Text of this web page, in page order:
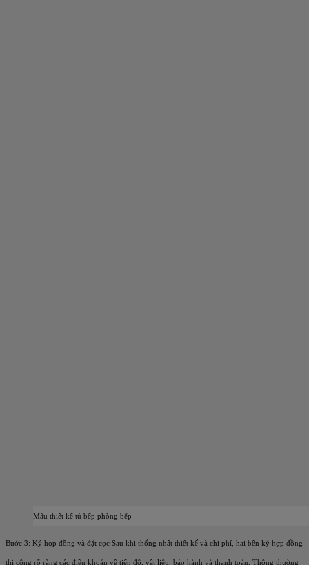
Mẫu thiết kế tủ bếp phòng bếp
Bước 3: Ký hợp đồng và đặt cọc Sau khi thống nhất thiết kế và chi phí, hai bên ký hợp đồng
thi công rõ ràng các điều khoản về tiến độ, vật liệu, bảo hành và thanh toán. Thông thường